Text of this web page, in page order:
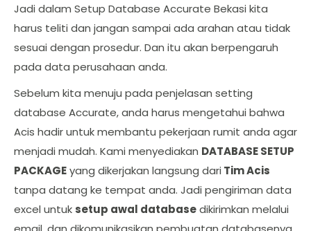
Jadi dalam Setup Database Accurate Bekasi kita
harus teliti dan jangan sampai ada arahan atau tidak
sesuai dengan prosedur. Dan itu akan berpengaruh
pada data perusahaan anda.
Sebelum kita menuju pada penjelasan setting
database Accurate, anda harus mengetahui bahwa
Acis hadir untuk membantu pekerjaan rumit anda agar
menjadi mudah. Kami menyediakan DATABASE SETUP
PACKAGEyang dikerjakan langsung dari Tim Acis
tanpa datang ke tempat anda. Jadi pengiriman data
excel untuk setup awal databasedikirimkan melalui